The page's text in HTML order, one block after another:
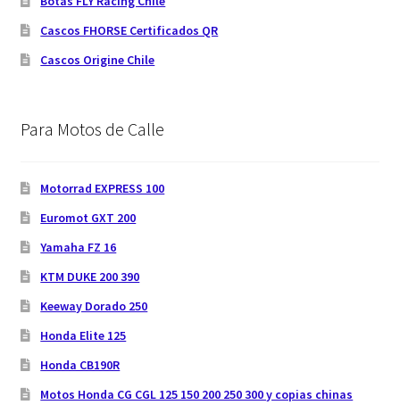
Cascos FHORSE Certificados QR
Cascos Origine Chile
Para Motos de Calle
Motorrad EXPRESS 100
Euromot GXT 200
Yamaha FZ 16
KTM DUKE 200 390
Keeway Dorado 250
Honda Elite 125
Honda CB190R
Motos Honda CG CGL 125 150 200 250 300 y copias chinas